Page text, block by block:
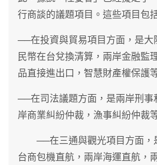
行商談的議題項目。這些項目包
──在投資與貿易項目方面，是大
民幣在台兌換清算，兩岸金融監
品直接進出口，智慧財產權保護
──在司法議題方面，是兩岸刑事
岸商業糾紛仲裁，漁事糾紛仲裁
──在三通與觀光項目方面，
台商包機直航，兩岸海運直航，